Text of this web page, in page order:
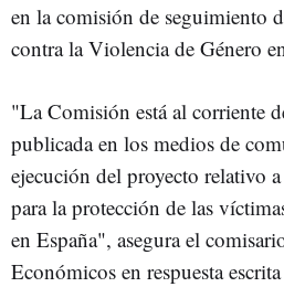
en la comisión de seguimiento
contra la Violencia de Género
"La Comisión está al corriente
publicada en los medios de
ejecución del proyecto relativo
para la protección de las
en España", asegura el
Económicos en respuesta